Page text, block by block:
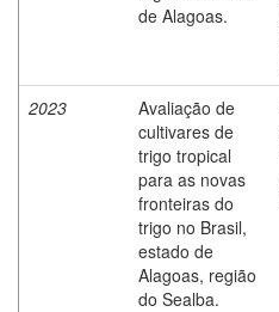
de Alagoas.
2023
Avaliação de
cultivares de
trigo tropical
para as novas
fronteiras do
trigo no Brasil,
estado de
Alagoas, região
do Sealba.